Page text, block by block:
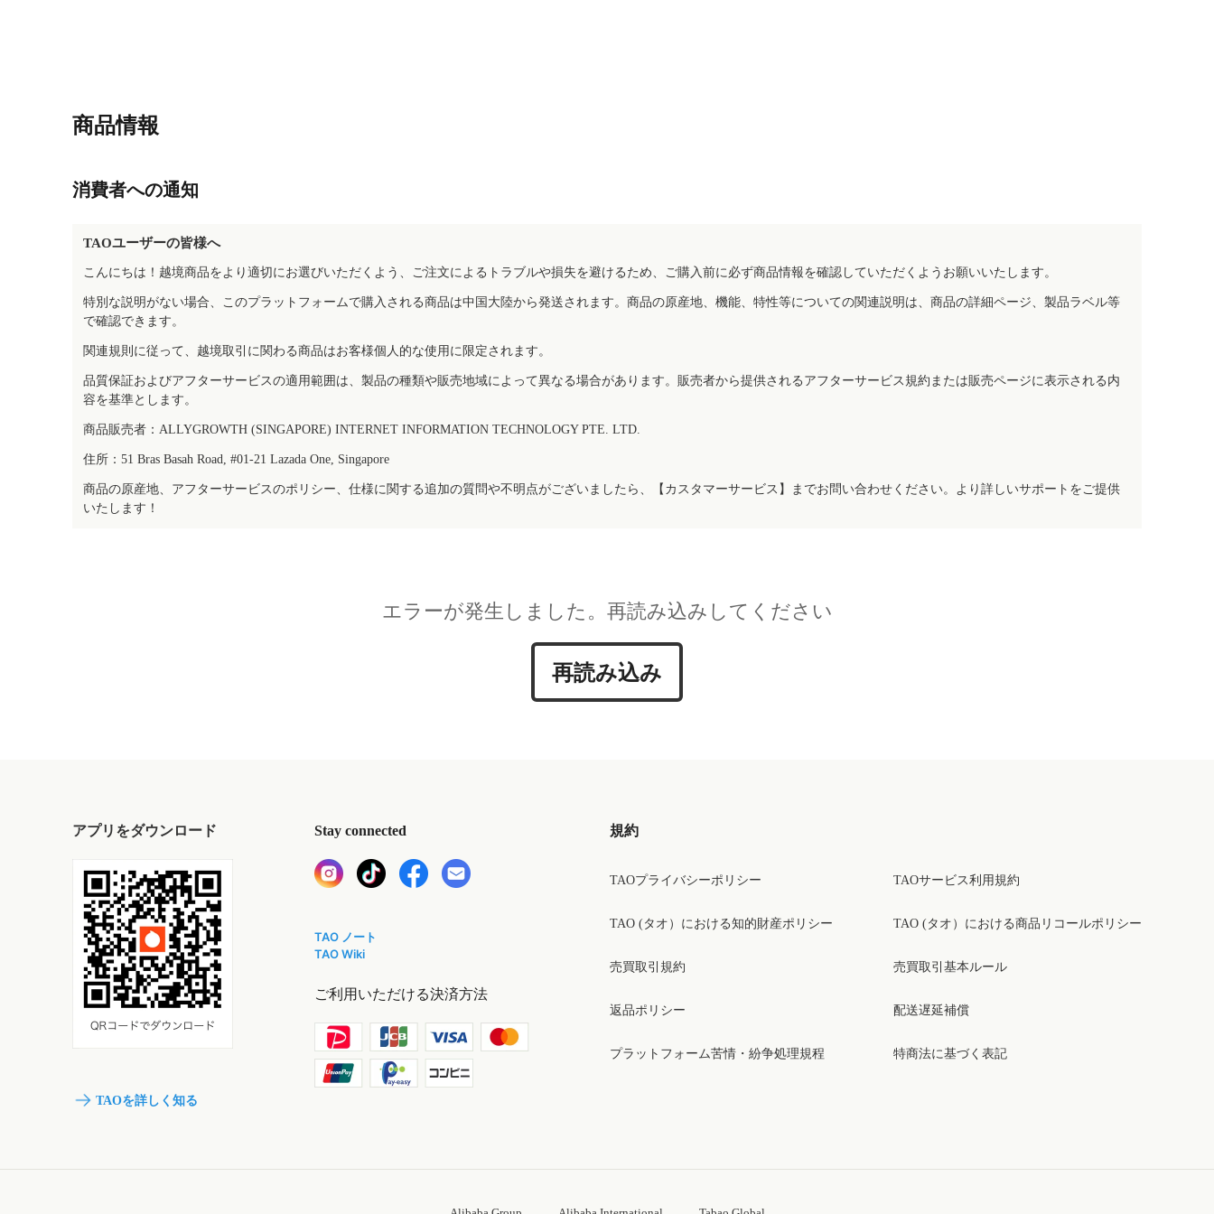
商品情報
消費者への通知
TAOユーザーの皆様へ
こんにちは！越境商品をより適切にお選びいただくよう、ご注文によるトラブルや損失を避けるため、ご購入前に必ず商品情報を確認していただくようお願いいたします。
特別な説明がない場合、このプラットフォームで購入される商品は中国大陸から発送されます。商品の原産地、機能、特性等についての関連説明は、商品の詳細ページ、製品ラベル等
で確認できます。
関連規則に従って、越境取引に関わる商品はお客様個人的な使用に限定されます。
品質保証およびアフターサービスの適用範囲は、製品の種類や販売地域によって異なる場合があります。販売者から提供されるアフターサービス規約または販売ページに表示される内
容を基準とします。
商品販売者：ALLYGROWTH (SINGAPORE) INTERNET INFORMATION TECHNOLOGY PTE. LTD.
住所：51 Bras Basah Road, #01-21 Lazada One, Singapore
商品の原産地、アフターサービスのポリシー、仕様に関する追加の質問や不明点がございましたら、【カスタマーサービス】までお問い合わせください。より詳しいサポートをご提供
いたします！
エラーが発生しました。再読み込みしてください
再読み込み
アプリをダウンロード
TAOを詳しく知る
Stay connected
TAO ノート
TAO Wiki
ご利用いただける決済方法
規約
TAOプライバシーポリシー
TAO (タオ）における知的財産ポリシー
売買取引規約
返品ポリシー
プラットフォーム苦情・紛争処理規程
TAOサービス利用規約
TAO (タオ）における商品リコールポリシー
売買取引基本ルール
配送遅延補償
特商法に基づく表記